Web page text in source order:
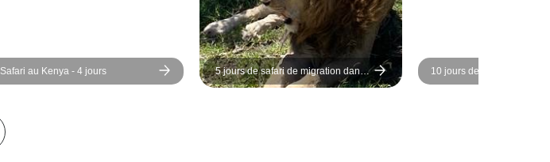
bien passé du début à la fin.
Si vous souhaitez vivre une
véritable expérience de la
faune africaine, je vous
recommande vivement ce
Safari au Kenya - 4 jours
5 jours de safari de migration dans
le Masai Mara
10 jours de safari de luxe
Masai Mara au Kenya -